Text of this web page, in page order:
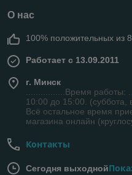
О нас
100% положительных из
Работает с 13.09.2011
г. Минск
................Время работы:
10:00 до 15:00. (суббота,
Всё остальное время
магазина онлайн
Контакты
Сегодня выходной